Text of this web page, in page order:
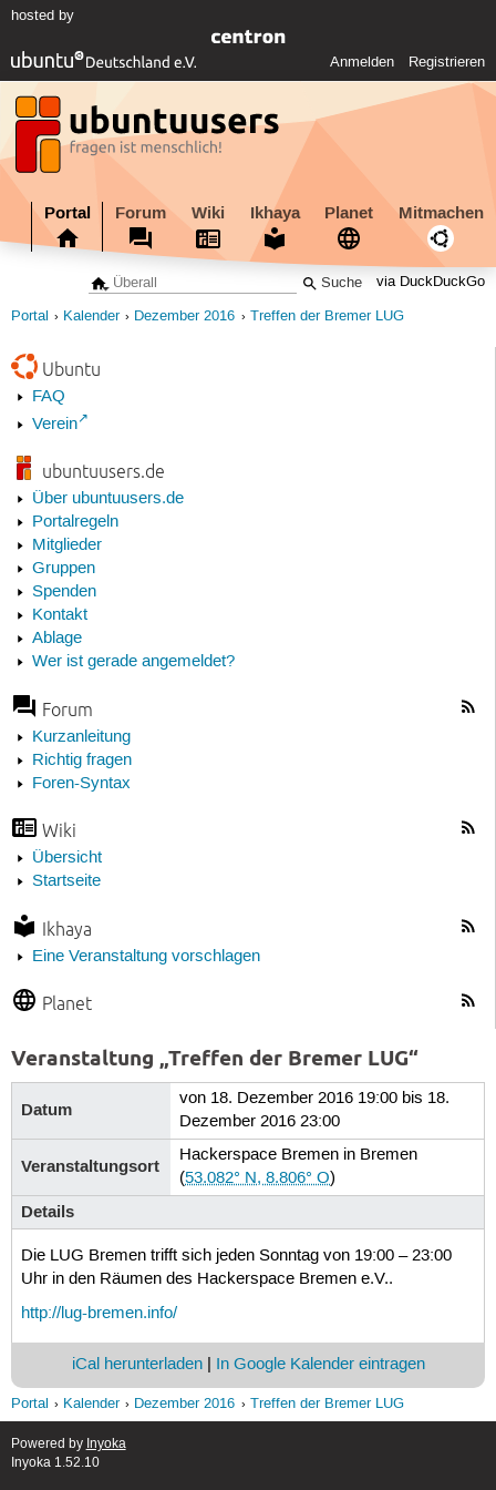
hosted by
Anmelden Registrieren
Portal Forum Wiki Ikhaya Planet Mitmachen
via DuckDuckGo
Portal Kalender Dezember 2016 Treffen der Bremer LUG
Ubuntu
FAQ
Verein
ubuntuusers.de
Über ubuntuusers.de
Portalregeln
Mitglieder
Gruppen
Spenden
Kontakt
Ablage
Wer ist gerade angemeldet?
Forum
Kurzanleitung
Richtig fragen
Foren-Syntax
Wiki
Übersicht
Startseite
Ikhaya
Eine Veranstaltung vorschlagen
Planet
Veranstaltung „Treffen der Bremer LUG“
Datum
von 18. Dezember 2016 19:00 bis 18.
Dezember 2016 23:00
Veranstaltungsort
Hackerspace Bremen in Bremen
(53.082° N, 8.806° O)
Details
Die LUG Bremen trifft sich jeden Sonntag von 19:00 – 23:00
Uhr in den Räumen des Hackerspace Bremen e.V..
http://lug-bremen.info/
iCal herunterladen| In Google Kalender eintragen
Portal Kalender Dezember 2016 Treffen der Bremer LUG
Powered by Inyoka
Inyoka 1.52.10